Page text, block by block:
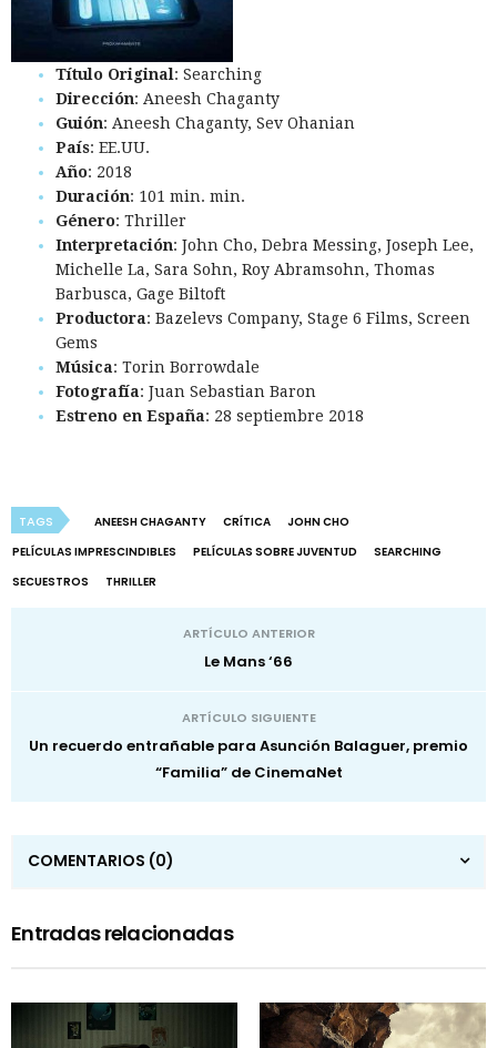
Título Original: Searching
Dirección: Aneesh Chaganty
Guión: Aneesh Chaganty, Sev Ohanian
País: EE.UU.
Año: 2018
Duración: 101 min. min.
Género: Thriller
Interpretación: John Cho, Debra Messing, Joseph Lee,
Michelle La, Sara Sohn, Roy Abramsohn, Thomas
Barbusca, Gage Biltoft
Productora: Bazelevs Company, Stage 6 Films, Screen
Gems
Música: Torin Borrowdale
Fotografía: Juan Sebastian Baron
Estreno en España: 28 septiembre 2018
TAGS ANEESH CHAGANTY CRÍTICA
JOHN CHO
PELÍCULAS IMPRESCINDIBLES
PELÍCULAS SOBRE JUVENTUD
SEARCHING
SECUESTROS
THRILLER
ARTÍCULO ANTERIOR
Le Mans ‘66
ARTÍCULO SIGUIENTE
Un recuerdo entrañable para Asunción Balaguer, premio
“Familia” de CinemaNet
COMENTARIOS (0)
Entradas relacionadas